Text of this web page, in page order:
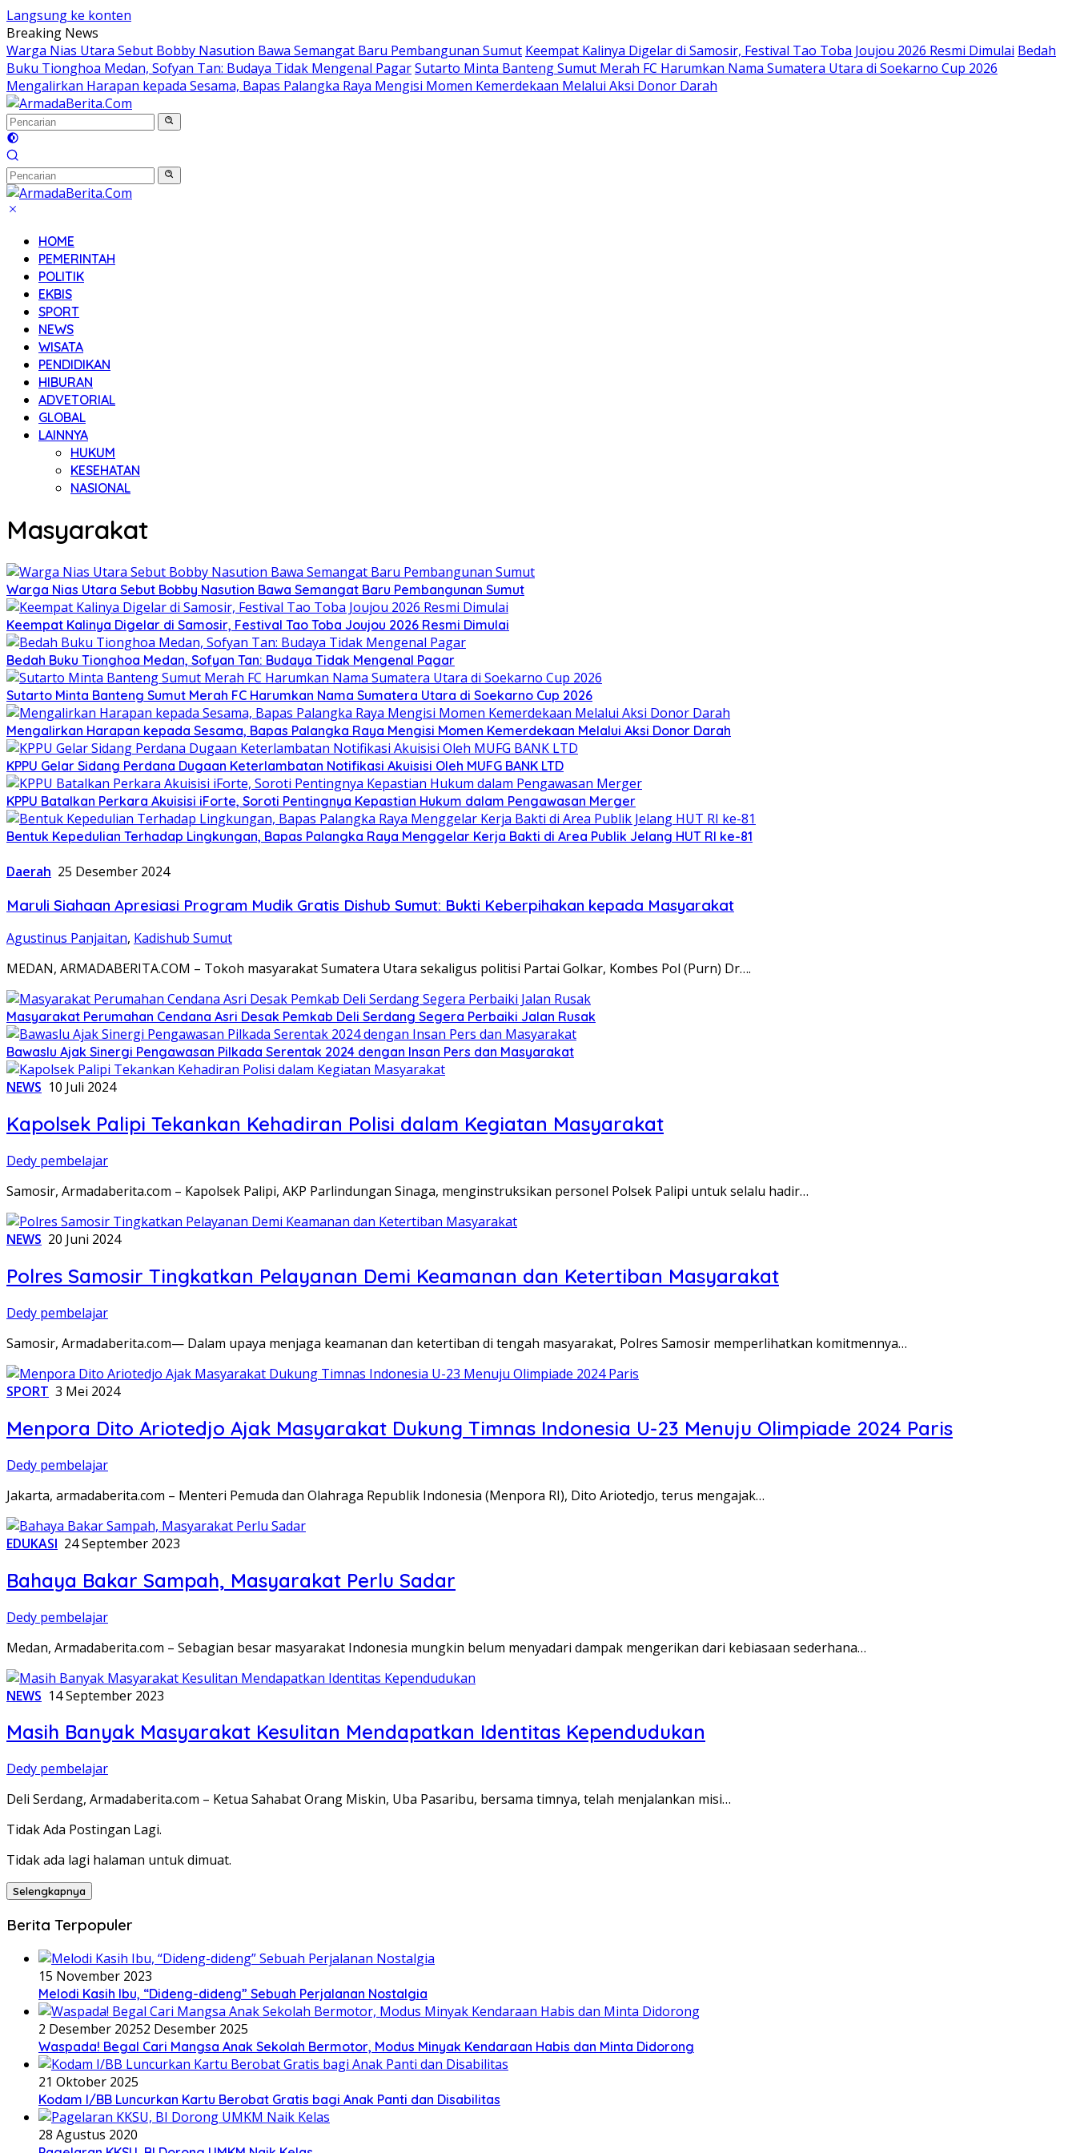
Langsung ke konten
Breaking News
Warga Nias Utara Sebut Bobby Nasution Bawa Semangat Baru Pembangunan Sumut Keempat Kalinya Digelar di Samosir, Festival Tao Toba Joujou 2026 Resmi Dimulai Bedah
Buku Tionghoa Medan, Sofyan Tan: Budaya Tidak Mengenal PagarSutarto Minta Banteng Sumut Merah FC Harumkan Nama Sumatera Utara di Soekarno Cup 2026
Mengalirkan Harapan kepada Sesama, Bapas Palangka Raya Mengisi Momen Kemerdekaan Melalui Aksi Donor Darah
HOME
PEMERINTAH
POLITIK
EKBIS
SPORT
NEWS
WISATA
PENDIDIKAN
HIBURAN
ADVETORIAL
GLOBAL
LAINNYA
HUKUM
KESEHATAN
NASIONAL
Masyarakat
Warga Nias Utara Sebut Bobby Nasution Bawa Semangat Baru Pembangunan Sumut
Keempat Kalinya Digelar di Samosir, Festival Tao Toba Joujou 2026 Resmi Dimulai
Bedah Buku Tionghoa Medan, Sofyan Tan: Budaya Tidak Mengenal Pagar
Sutarto Minta Banteng Sumut Merah FC Harumkan Nama Sumatera Utara di Soekarno Cup 2026
Mengalirkan Harapan kepada Sesama, Bapas Palangka Raya Mengisi Momen Kemerdekaan Melalui Aksi Donor Darah
KPPU Gelar Sidang Perdana Dugaan Keterlambatan Notifikasi Akuisisi Oleh MUFG BANK LTD
KPPU Batalkan Perkara Akuisisi iForte, Soroti Pentingnya Kepastian Hukum dalam Pengawasan Merger
Bentuk Kepedulian Terhadap Lingkungan, Bapas Palangka Raya Menggelar Kerja Bakti di Area Publik Jelang HUT RI ke-81
Daerah 25 Desember 2024
Maruli Siahaan Apresiasi Program Mudik Gratis Dishub Sumut: Bukti Keberpihakan kepada Masyarakat
Agustinus Panjaitan, Kadishub Sumut
MEDAN, ARMADABERITA.COM – Tokoh masyarakat Sumatera Utara sekaligus politisi Partai Golkar, Kombes Pol (Purn) Dr….
Masyarakat Perumahan Cendana Asri Desak Pemkab Deli Serdang Segera Perbaiki Jalan Rusak
Bawaslu Ajak Sinergi Pengawasan Pilkada Serentak 2024 dengan Insan Pers dan Masyarakat
NEWS 10 Juli 2024
Kapolsek Palipi Tekankan Kehadiran Polisi dalam Kegiatan Masyarakat
Dedy pembelajar
Samosir, Armadaberita.com – Kapolsek Palipi, AKP Parlindungan Sinaga, menginstruksikan personel Polsek Palipi untuk selalu hadir…
NEWS 20 Juni 2024
Polres Samosir Tingkatkan Pelayanan Demi Keamanan dan Ketertiban Masyarakat
Dedy pembelajar
Samosir, Armadaberita.com— Dalam upaya menjaga keamanan dan ketertiban di tengah masyarakat, Polres Samosir memperlihatkan komitmennya…
SPORT 3 Mei 2024
Menpora Dito Ariotedjo Ajak Masyarakat Dukung Timnas Indonesia U-23 Menuju Olimpiade 2024 Paris
Dedy pembelajar
Jakarta, armadaberita.com – Menteri Pemuda dan Olahraga Republik Indonesia (Menpora RI), Dito Ariotedjo, terus mengajak…
EDUKASI 24 September 2023
Bahaya Bakar Sampah, Masyarakat Perlu Sadar
Dedy pembelajar
Medan, Armadaberita.com – Sebagian besar masyarakat Indonesia mungkin belum menyadari dampak mengerikan dari kebiasaan sederhana…
NEWS 14 September 2023
Masih Banyak Masyarakat Kesulitan Mendapatkan Identitas Kependudukan
Dedy pembelajar
Deli Serdang, Armadaberita.com – Ketua Sahabat Orang Miskin, Uba Pasaribu, bersama timnya, telah menjalankan misi…
Tidak Ada Postingan Lagi.
Tidak ada lagi halaman untuk dimuat.
Selengkapnya
Berita Terpopuler
15 November 2023
Melodi Kasih Ibu, “Dideng-dideng” Sebuah Perjalanan Nostalgia
2 Desember 20252 Desember 2025
Waspada! Begal Cari Mangsa Anak Sekolah Bermotor, Modus Minyak Kendaraan Habis dan Minta Didorong
21 Oktober 2025
Kodam I/BB Luncurkan Kartu Berobat Gratis bagi Anak Panti dan Disabilitas
28 Agustus 2020